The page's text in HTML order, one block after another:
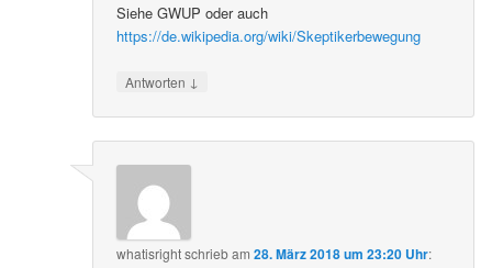
Siehe GWUP oder auch
https://de.wikipedia.org/wiki/Skeptikerbewegung
Antworten ↓
whatisrightschriebam28. März 2018 um 23:20 Uhr: